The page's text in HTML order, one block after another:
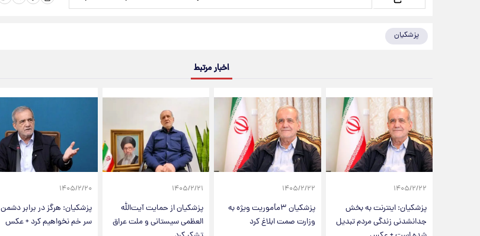
پزشکیان
اخبار مرتبط
۱۴۰۵/۲/۲۲
پزشکیان: اینترنت به بخش
جدانشدنی زندگی مردم تبدیل
۱۴۰۵/۲/۲۲
پزشکیان ۳مأموریت ویژه به
وزارت صمت ابلاغ کرد
۱۴۰۵/۲/۲۱
پزشکیان از حمایت آیت‌الله
العظمی سیستانی و ملت عراق
۱۴۰۵/۲/۲۰
پزشکیان: هرگز در برابر دشمن
سر خم نخواهیم کرد + عکس